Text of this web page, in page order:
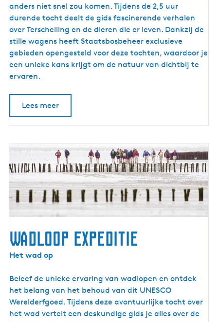
n
l
F
a
e
f
a
r
i
anders niet snel zou komen. Tijdens de 2,5 uur
durende tocht deelt de gids fascinerende verhalen
over Terschelling en de dieren die er leven. Dankzij de
stille wagens heeft Staatsbosbeheer exclusieve
gebieden opengesteld voor deze tochten, waardoor je
een unieke kans krijgt om de natuur van dichtbij te
ervaren.
Lees meer
Wadloop Expeditie
W
d
l
o
o
Het wad op
Beleef de unieke ervaring van wadlopen en ontdek
het belang van het behoud van dit UNESCO
Werelderfgoed. Tijdens deze avontuurlijke tocht over
het wad vertelt een deskundige gids je alles over de